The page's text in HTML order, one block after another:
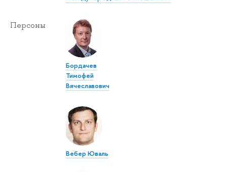
Персоны
Бордачев
Тимофей
Вячеславович
Вебер Юваль